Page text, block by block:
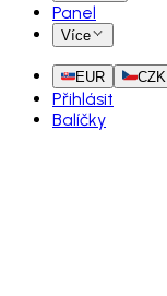
Panel
Více
EUR CZK
Přihlásit
Balíčky